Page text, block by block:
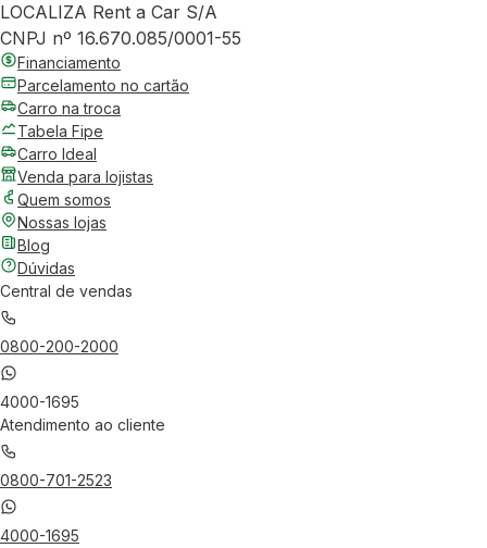
LOCALIZA Rent a Car S/A
CNPJ nº 16.670.085/0001-55
Financiamento
Parcelamento no cartão
Carro na troca
Tabela Fipe
Carro Ideal
Venda para lojistas
Quem somos
Nossas lojas
Blog
Dúvidas
Central de vendas
0800-200-2000
4000-1695
Atendimento ao cliente
0800-701-2523
4000-1695